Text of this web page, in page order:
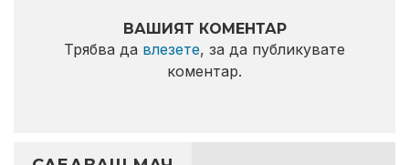
ВАШИЯТ КОМЕНТАР
Трябва да влезете, за да публикувате
коментар.